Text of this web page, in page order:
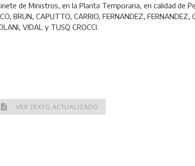
de Ministros, en la Planta Temporaria, en calidad de
BRUN, CAPUTTO, CARRIO, FERNANDEZ,
VIDAL y TUSQ CROCCI.
description VER TEXTO ACTUALIZADO